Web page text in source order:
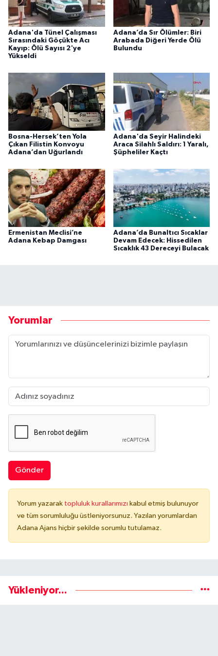
Adana'da Tünel Çalışması
Sırasındaki Göçükte Acı
Kayıp: Ölü Sayısı 2'ye
Yükseldi
Adana’da Sır Ölümler: Biri
Arabada Diğeri Yerde Ölü
Bulundu
Bosna-Hersek’ten Yola
Çıkan Filistin Konvoyu
Adana’dan Uğurlandı
Adana'da Seyir Halindeki
Araca Silahlı Saldırı: 1 Yaralı,
Şüpheliler Kaçtı
Ermenistan Meclisi’ne
Adana Kebap Damgası
Adana’da Bunaltıcı Sıcaklar
Devam Edecek: Hissedilen
Sıcaklık 43 Dereceyi Bulacak
Yorumlar
Gönder
Yorum yazarak topluluk kurallarımızı kabul etmiş bulunuyor
ve tüm sorumluluğu üstleniyorsunuz. Yazılan yorumlardan
Adana Ajans hiçbir şekilde sorumlu tutulamaz.
Yükleniyor...